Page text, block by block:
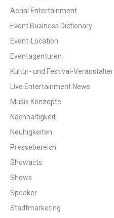
Aerial Entertainment
Event Business Dictionary
Event-Location
Eventagenturen
Kultur- und Festival-Veranstalter
Live Entertainment News
Musik Konzepte
Nachhaltigkeit
Neuhigkeiten
Pressebereich
Showacts
Shows
Speaker
Stadtmarketing